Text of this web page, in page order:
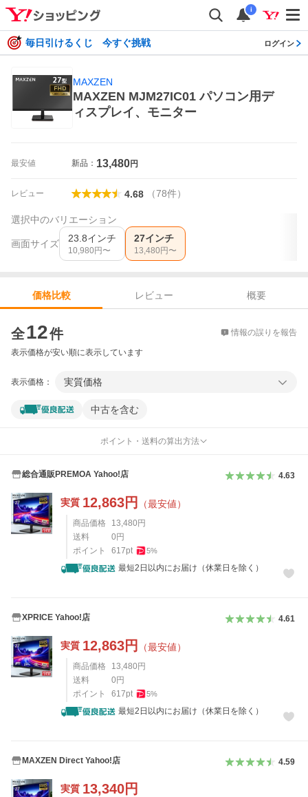
i
毎日引けるくじ 今すぐ挑戦 ログイン
MAXZEN
MAXZEN MJM27IC01 パソコン用デ
ィスプレイ、モニター
最安値 新品： 13,480円
レビュー 4.68 （78件）
選択中のバリエーション
画面サイズ 23.8インチ
10,980 円〜
27インチ
13,480 円〜
価格比較 レビュー
概要
全12件 情報の誤りを報告
表示価格が安い順に表示しています
表示価格： 実質価格
中古を含む
ポイント・送料の算出方法
総合通販PREMOA Yahoo!店 4.63
実質 12,863円 （最安値）
商品価格 13,480 円
送料
0 円
ポイント
617pt 5%
最短2日以内にお届け（休業日を除く）
XPRICE Yahoo!店 4.61
実質 12,863円 （最安値）
商品価格 13,480 円
送料
0 円
ポイント
617pt 5%
最短2日以内にお届け（休業日を除く）
MAXZEN Direct Yahoo!店 4.59
実質 13,340円